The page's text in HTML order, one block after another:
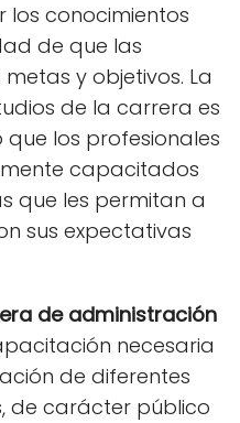
los conocimientos
de que las
y objetivos. La
de la carrera es
los profesionales
capacitados
que les permitan a
sus expectativas
de administración
necesaria
de diferentes
de carácter público